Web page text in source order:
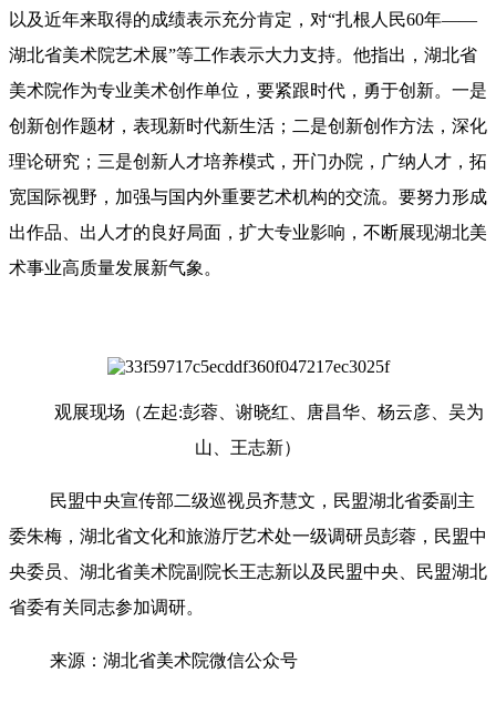
以及近年来取得的成绩表示充分肯定，对“扎根人民60年——
湖北省美术院艺术展”等工作表示大力支持。他指出，湖北省
美术院作为专业美术创作单位，要紧跟时代，勇于创新。一是
创新创作题材，表现新时代新生活；二是创新创作方法，深化
理论研究；三是创新人才培养模式，开门办院，广纳人才，拓
宽国际视野，加强与国内外重要艺术机构的交流。要努力形成
出作品、出人才的良好局面，扩大专业影响，不断展现湖北美
术事业高质量发展新气象。
观展现场（左起:彭蓉、谢晓红、唐昌华、杨云彦、吴为
山、王志新）
民盟中央宣传部二级巡视员齐慧文，民盟湖北省委副主
委朱梅，湖北省文化和旅游厅艺术处一级调研员彭蓉，民盟中
央委员、湖北省美术院副院长王志新以及民盟中央、民盟湖北
省委有关同志参加调研。
来源：湖北省美术院微信公众号